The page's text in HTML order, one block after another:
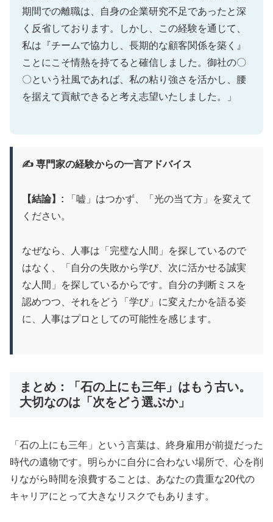
期間での離職は、自身の企業研究不足であったと深
く反省しております。しかし、この経験を通じて、
私は『チームで協力し、長期的な顧客関係を築く』
ことにこそ情熱を持てると確信しました。御社の〇
〇という社風であれば、私の粘り強さを活かし、腰
を据えて貢献できると考え志望いたしました。」
✍️ 専門家の経験からの一言アドバイス
【結論】: 「嘘」はつかず、「光の当て方」を変えて
ください。
なぜなら、人事は「完璧な人間」を探しているので
はなく、「自分の失敗から学び、次に活かせる誠実
な人間」を探しているからです。自分の判断ミスを
認めつつ、それをどう「学び」に変えたかを語る姿
に、人事はプロとしての可能性を感じます。
まとめ：「石の上にも三年」はもう古い。
大切なのは「次をどう選ぶか」
「石の上にも三年」という言葉は、終身雇用が前提だった
時代の遺物です。明らかに自分に合わない場所で、心を削
りながら時間を浪費することは、あなたの貴重な20代の
キャリアにとって大きなリスクでもあります。